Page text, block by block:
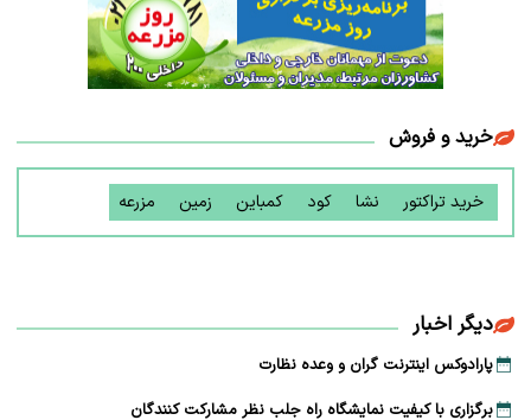
خرید و فروش
خرید تراکتور نشا کود کمباین زمین مزرعه
دیگر اخبار
پارادوکس اینترنت گران و وعده نظارت
برگزاری با کیفیت نمایشگاه راه جلب نظر مشارکت‌ کنندگان